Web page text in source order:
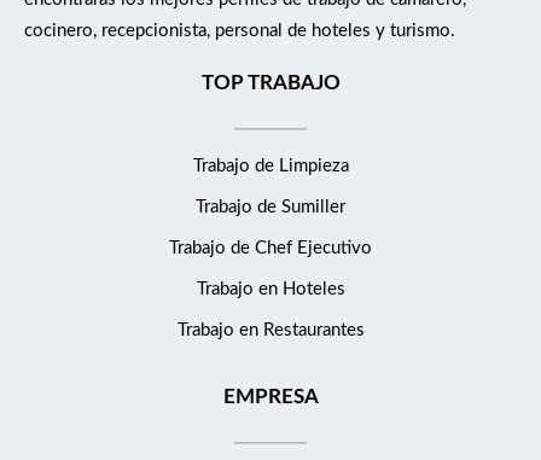
cocinero, recepcionista, personal de hoteles y turismo.
TOP TRABAJO
Trabajo de Limpieza
Trabajo de Sumiller
Trabajo de Chef Ejecutivo
Trabajo en Hoteles
Trabajo en Restaurantes
EMPRESA